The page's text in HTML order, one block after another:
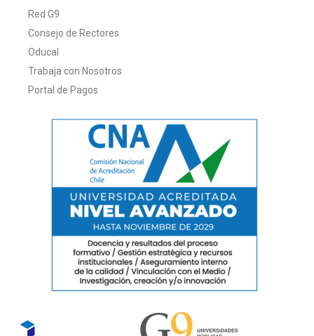
Red G9
Consejo de Rectores
Oducal
Trabaja con Nosotros
Portal de Pagos